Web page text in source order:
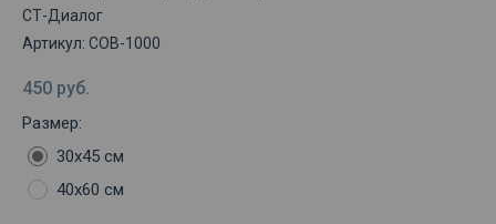
СТ-Диалог
Артикул: СОВ-1000
450 руб.
Размер:
30х45 см
40х60 см